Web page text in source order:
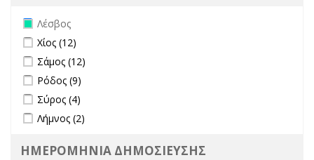
Remove Λέσβος filter
Λέσβος
Apply Χίος filter
Χίος (12)
Apply Σάμος filter
Σάμος (12)
Apply Ρόδος filter
Ρόδος (9)
Apply Σύρος filter
Σύρος (4)
Apply Λήμνος filter
Λήμνος (2)
ΗΜΕΡΟΜΗΝΙΑ ΔΗΜΟΣΙΕΥΣΗΣ